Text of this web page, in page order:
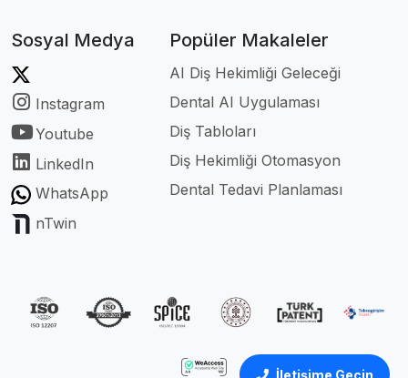
İletişime Geçin
Sosyal Medya
Instagram
Youtube
LinkedIn
WhatsApp
nTwin
Popüler Makaleler
AI Diş Hekimliği Geleceği
Dental AI Uygulaması
Diş Tabloları
Diş Hekimliği Otomasyon
Dental Tedavi Planlaması